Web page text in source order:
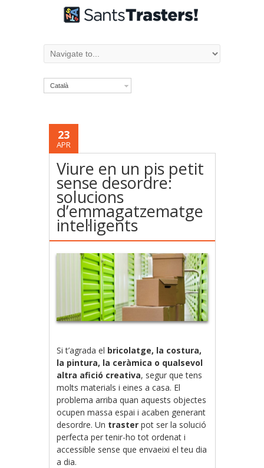
Català
23
APR
Viure en un pis petit
sense desordre:
solucions
d’emmagatzematge
intel·ligents
Si t’agrada el bricolatge, la costura,
la pintura, la ceràmica o qualsevol
altra afició creativa, segur que tens
molts materials i eines a casa. El
problema arriba quan aquests objectes
ocupen massa espai i acaben generant
desordre. Un traster pot ser la solució
perfecta per tenir-ho tot ordenat i
accessible sense que envaeixi el teu dia
a dia.